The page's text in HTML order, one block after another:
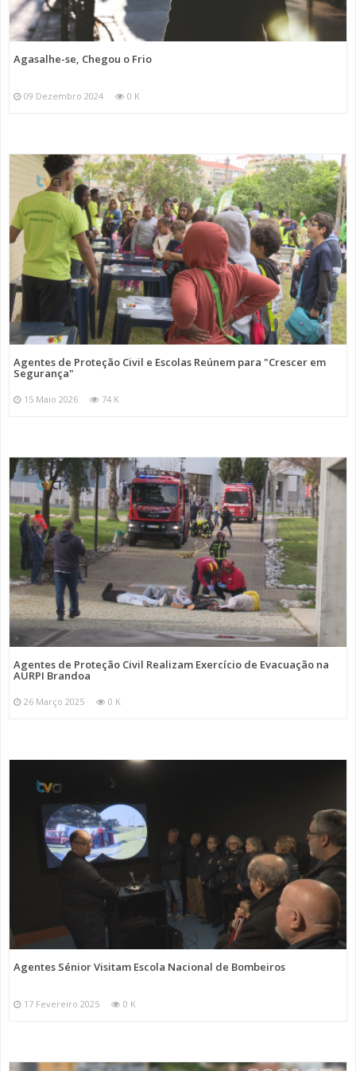
Agasalhe-se, Chegou o Frio
09 Dezembro 2024 0 K
Agentes de Proteção Civil e Escolas Reúnem para "Crescer em
Segurança"
15 Maio 2026 74 K
Agentes de Proteção Civil Realizam Exercício de Evacuação na
AURPI Brandoa
26 Março 2025 0 K
Agentes Sénior Visitam Escola Nacional de Bombeiros
17 Fevereiro 2025 0 K